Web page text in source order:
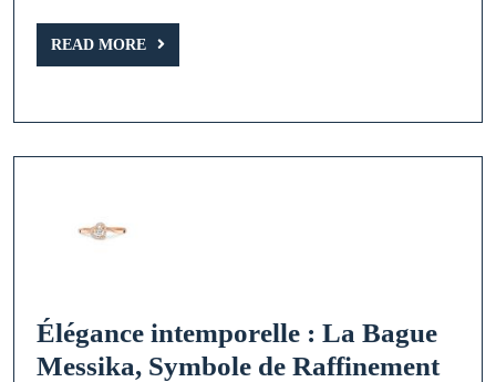
en
Pierre
Précieuse
READ MORE
READ
MORE
Élégance intemporelle : La Bague
Messika, Symbole de Raffinement